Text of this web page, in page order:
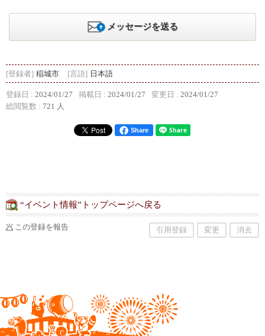
メッセージを送る
[登録者] 稲城市 [言語] 日本語
登録日 : 2024/01/27 掲載日 : 2024/01/27 変更日 : 2024/01/27
総閲覧数 : 721 人
Share
“イベント情報”トップページへ戻る
この登録を報告 引用登録 変更 消去